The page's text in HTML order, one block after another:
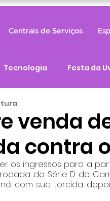
Centrais de Serviços
Tecnologia Festa da
venda
contra
os ingressos para a
da Série D do
com sua torcida